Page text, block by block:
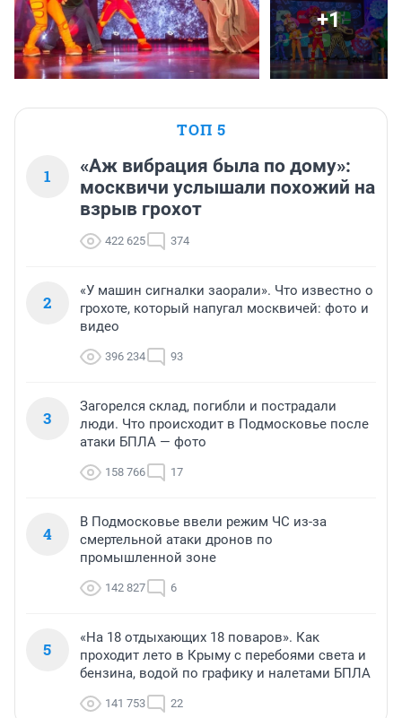
+1
ТОП 5
1
«Аж вибрация была по дому»:
москвичи услышали похожий на
взрыв грохот
422 625 374
2
«У машин сигналки заорали». Что известно о
грохоте, который напугал москвичей: фото и
видео
396 234 93
3
Загорелся склад, погибли и пострадали
люди. Что происходит в Подмосковье после
атаки БПЛА — фото
158 766 17
4
В Подмосковье ввели режим ЧС из-за
смертельной атаки дронов по
промышленной зоне
142 827 6
5
«На 18 отдыхающих 18 поваров». Как
проходит лето в Крыму с перебоями света и
бензина, водой по графику и налетами БПЛА
141 753 22